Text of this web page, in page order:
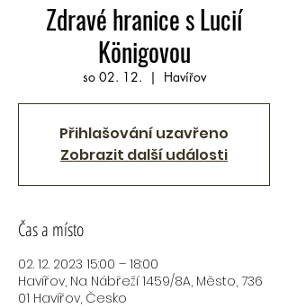
Zdravé hranice s Lucií
Königovou
so 02. 12.
  |
Havířov
Přihlašování uzavřeno
Zobrazit další události
Čas a místo
02. 12. 2023 15:00 – 18:00
Havířov, Na Nábřeží 1459/8A, Město, 736
01 Havířov, Česko